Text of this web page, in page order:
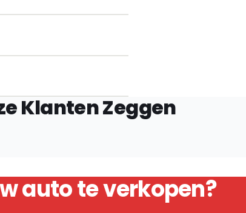
Klanten Zeggen
auto te verkopen?